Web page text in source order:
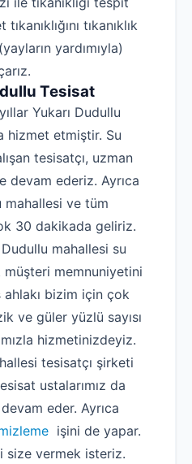
tıkanıklık
yardımıyla)
Tesisat
Yukarı Dudullu
hizmet etmiştir. Su
tesisatçı, uzman
devam ederiz. Ayrıca
mahallesi ve tüm
30 dakikada geliriz.
mahallesi su
müşteri memnuniyetini
ahlakı bizim için çok
ve güler yüzlü sayısı
hizmetinizdeyiz.
tesisatçı şirketi
ustalarımız da
eder. Ayrıca
işini de yapar.
size vermek isteriz.